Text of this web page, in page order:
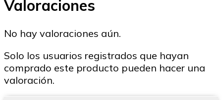
Valoraciones
No hay valoraciones aún.
Solo los usuarios registrados que hayan
comprado este producto pueden hacer una
valoración.